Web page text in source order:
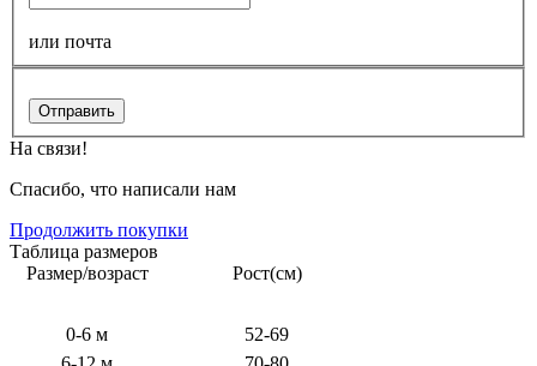
или почта
Отправить
На связи!
Спасибо, что написали нам
Продолжить покупки
Таблица размеров
Размер/возраст
Рост(см)
0-6 м
52-69